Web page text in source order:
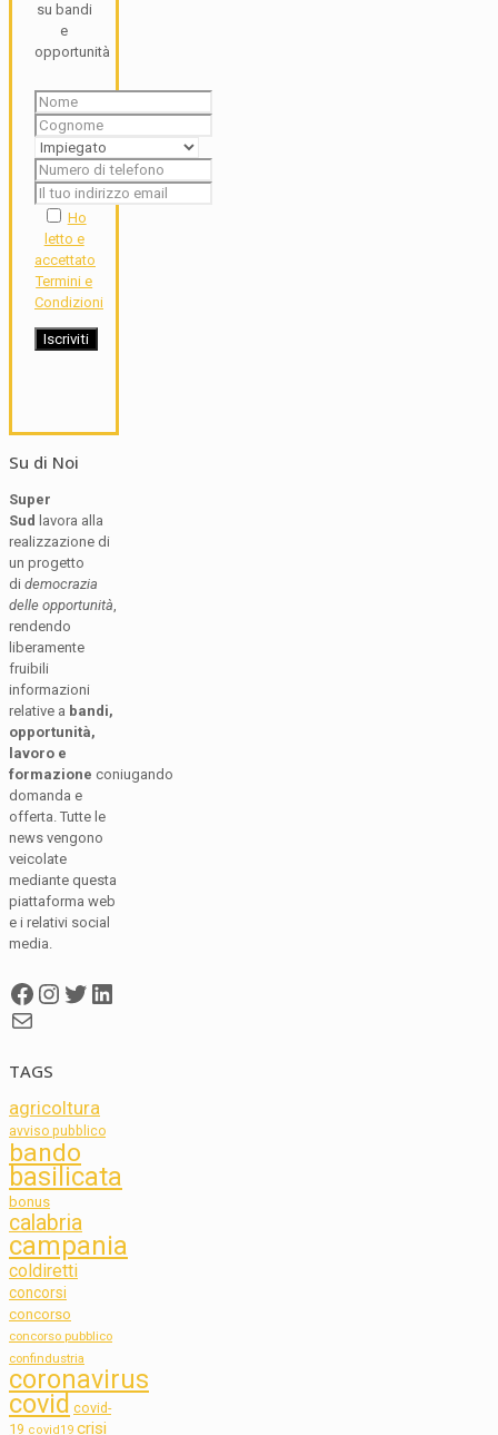
su bandi
e
opportunità
Ho
letto e
accettato
Termini e
Condizioni
Su di Noi
Super
Sud lavora alla
realizzazione di
un progetto
di democrazia
delle opportunità,
rendendo
liberamente
fruibili
informazioni
relative a bandi,
opportunità,
lavoro e
formazione coniugando
domanda e
offerta. Tutte le
news vengono
veicolate
mediante questa
piattaforma web
e i relativi social
media.
Facebook
Instagram
Twitter
LinkedIn
Mail
TAGS
agricoltura
avviso pubblico
bando
basilicata
bonus
calabria
campania
coldiretti
concorsi
concorso
concorso pubblico
confindustria
coronavirus
covid covid-
19 covid19 crisi